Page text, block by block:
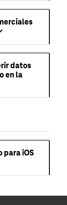
datos
en la
para iOS